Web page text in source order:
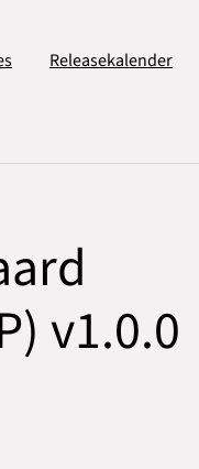
Releasekalender
v1.0.0